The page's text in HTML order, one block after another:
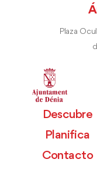
Plaza
Descubre
Planifica
Contacto